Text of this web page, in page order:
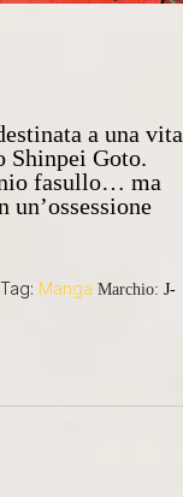
a una vita
Shinpei Goto.
fasullo… ma
Tag: Manga Marchio: J-